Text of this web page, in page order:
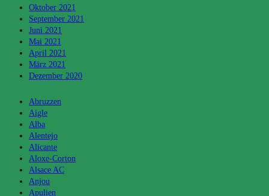
Oktober 2021
September 2021
Juni 2021
Mai 2021
April 2021
März 2021
Dezember 2020
Kategorien
Abruzzen
Aigle
Alba
Alentejo
Alicante
Aloxe-Corton
Alsace AC
Anjou
Apulien